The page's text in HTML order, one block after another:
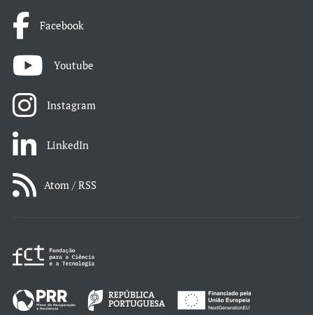
Facebook
Youtube
Instagram
LinkedIn
Atom / RSS